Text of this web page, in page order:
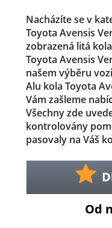
Nacházíte se v
Toyota Avensis
zobrazená litá
Toyota Avensis
našem výběru
Alu kola Toyota
Vám zašleme
Všechny zde
kontrolovány
pasovaly na Váš
Od